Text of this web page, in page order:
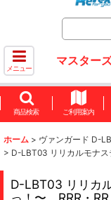
メニュー
マスター
商品検索 ご利用案内
ホーム > ヴァンガード D-
> D-LBT03 リリカルモナ
D-LBT03 リリカ